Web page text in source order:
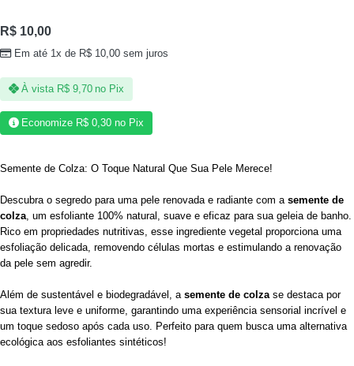
R$ 10,00
Em até 1x de R$ 10,00 sem juros
À vista R$9,70 no Pix
Economize R$ 0,30 no Pix
Semente de Colza: O Toque Natural Que Sua Pele Merece!
Descubra o segredo para uma pele renovada e radiante com a semente de
colza , um esfoliante 100% natural, suave e eficaz para sua geleia de banho.
Rico em propriedades nutritivas, esse ingrediente vegetal proporciona uma
esfoliação delicada, removendo células mortas e estimulando a renovação
da pele sem agredir.
Além de sustentável e biodegradável, a semente de colza se destaca por
sua textura leve e uniforme, garantindo uma experiência sensorial incrível e
um toque sedoso após cada uso. Perfeito para quem busca uma alternativa
ecológica aos esfoliantes sintéticos!